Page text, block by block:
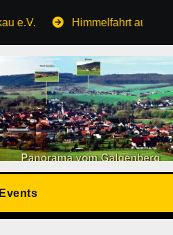
Himmelfahrt auf dem
Events